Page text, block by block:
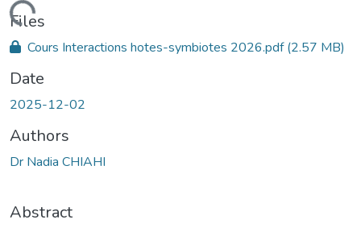
Loading...
Files
Cours Interactions hotes-symbiotes 2026.pdf(2.57 MB)
Date
2025-12-02
Authors
Dr Nadia CHIAHI
Abstract